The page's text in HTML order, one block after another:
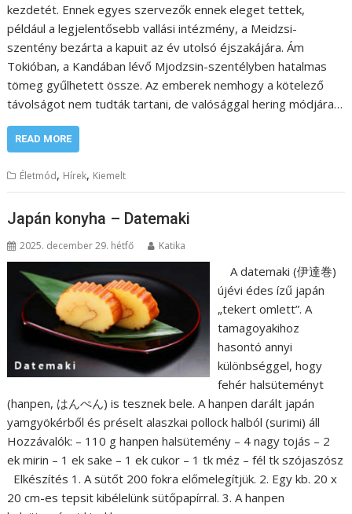
kezdetét. Ennek egyes szervezők ennek eleget tettek,
például a legjelentősebb vallási intézmény, a Meidzsi-
szentény bezárta a kapuit az év utolsó éjszakájára. Ám
Tokióban, a Kandában lévő Mjodzsin-szentélyben hatalmas
tömeg gyűlhetett össze. Az emberek nemhogy a kötelező
távolságot nem tudták tartani, de valósággal hering módjára…
READ MORE
Életmód, Hírek, Kiemelt
Japán konyha – Datemaki
2025. december 29. hétfő Katika
A datemaki (伊達巻)
újévi édes ízű japán
„tekert omlett”. A
tamagoyakihoz
hasontó annyi
különbséggel, hogy
fehér halsüteményt
(hanpen, はんぺん) is tesznek bele. A hanpen darált japán
yamgyökérből és préselt alaszkai pollock halból (surimi) áll
Hozzávalók: – 110 g hanpen halsütemény – 4 nagy tojás – 2
ek mirin – 1 ek sake – 1 ek cukor – 1 tk méz – fél tk szójaszósz
Elkészítés 1. A sütőt 200 fokra előmelegítjük. 2. Egy kb. 20 x
20 cm-es tepsit kibélelünk sütőpapírral. 3. A hanpen